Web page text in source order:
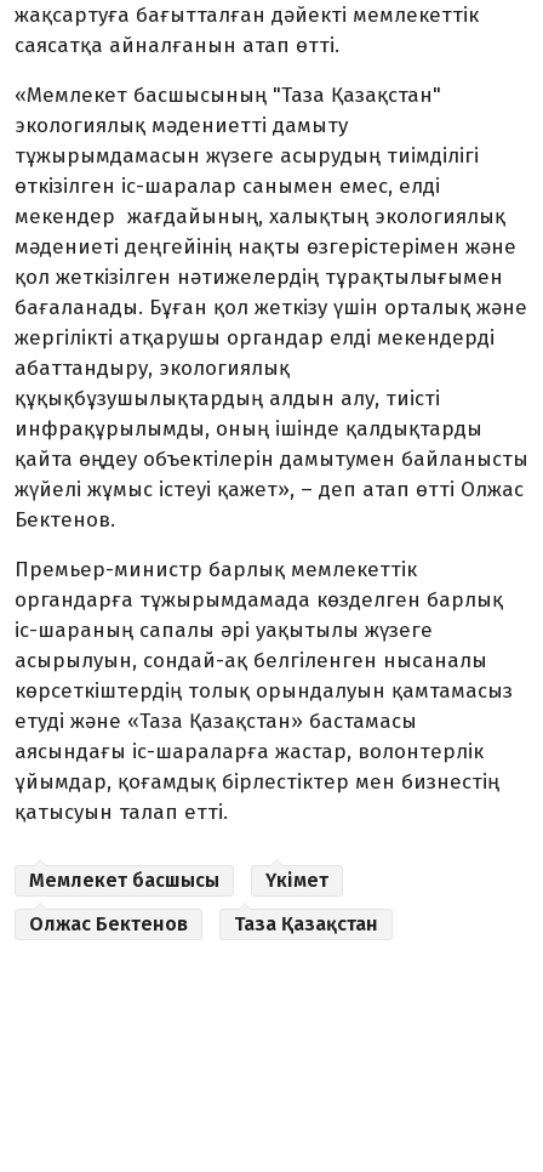
жақсартуға бағытталған дәйекті мемлекеттік
саясатқа айналғанын атап өтті.
«Мемлекет басшысының "Таза Қазақстан"
экологиялық мәдениетті дамыту
тұжырымдамасын жүзеге асырудың тиімділігі
өткізілген іс-шаралар санымен емес, елді
мекендер жағдайының, халықтың экологиялық
мәдениеті деңгейінің нақты өзгерістерімен және
қол жеткізілген нәтижелердің тұрақтылығымен
бағаланады. Бұған қол жеткізу үшін орталық және
жергілікті атқарушы органдар елді мекендерді
абаттандыру, экологиялық
құқықбұзушылықтардың алдын алу, тиісті
инфрақұрылымды, оның ішінде қалдықтарды
қайта өңдеу объектілерін дамытумен байланысты
жүйелі жұмыс істеуі қажет», – деп атап өтті Олжас
Бектенов.
Премьер-министр барлық мемлекеттік
органдарға тұжырымдамада көзделген барлық
іс-шараның сапалы әрі уақытылы жүзеге
асырылуын, сондай-ақ белгіленген нысаналы
көрсеткіштердің толық орындалуын қамтамасыз
етуді және «Таза Қазақстан» бастамасы
аясындағы іс-шараларға жастар, волонтерлік
ұйымдар, қоғамдық бірлестіктер мен бизнестің
қатысуын талап етті.
Мемлекет басшысы
Үкімет
Олжас Бектенов
Таза Қазақстан